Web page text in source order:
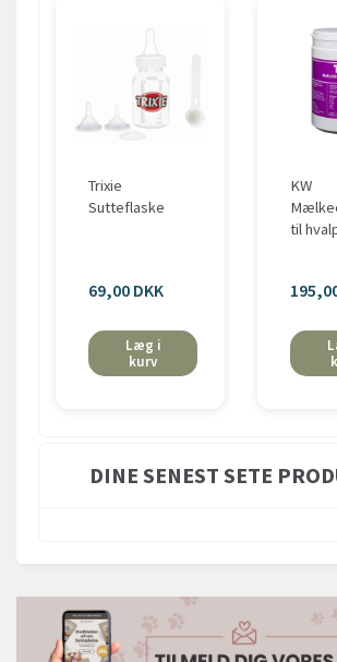
Trixie
Sutteflaske
69,00 DKK
Læg i
kurv
KW
til
DINE SENEST SETE